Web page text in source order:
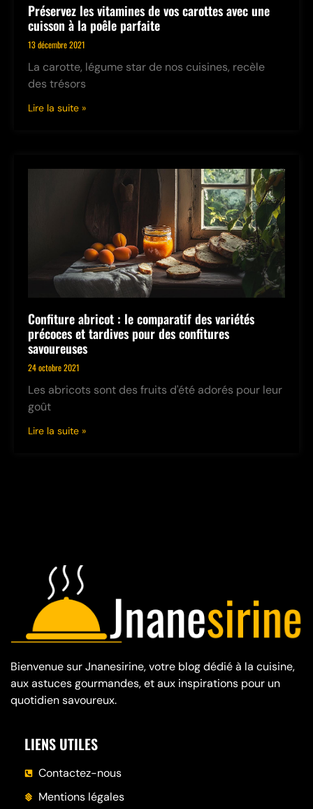
Préservez les vitamines de vos carottes avec une
cuisson à la poêle parfaite
13 décembre 2021
La carotte, légume star de nos cuisines, recèle
des trésors
Lire la suite »
Confiture abricot : le comparatif des variétés
précoces et tardives pour des confitures
savoureuses
24 octobre 2021
Les abricots sont des fruits d'été adorés pour leur
goût
Lire la suite »
Bienvenue sur Jnanesirine, votre blog dédié à la cuisine,
aux astuces gourmandes, et aux inspirations pour un
quotidien savoureux.
LIENS UTILES
Contactez-nous
Mentions légales